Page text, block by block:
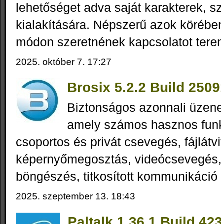
lehetőséget adva saját karakterek,
kialakítására. Népszerű azok
módon szeretnének kapcsolatot
2025. október 7. 17:27
Brosix 5.2.2 Build
Biztonságos azonnali
amely számos hasznos
csoportos és privát csevegés,
képernyőmegosztás,
böngészés, titkosított kommunikáció
2025. szeptember 13. 18:43